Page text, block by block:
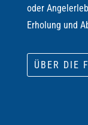
oder
Erholung und
ÜBER DIE